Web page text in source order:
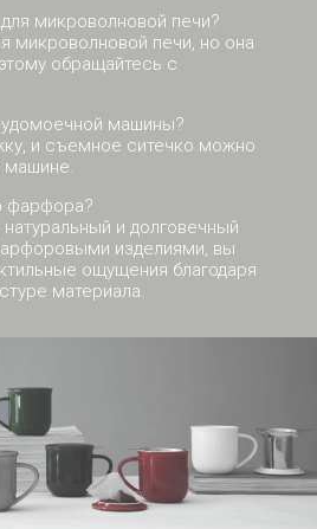
микроволновой печи?
микроволновой печи, но она
обращайтесь с
машины?
и съемное ситечко можно
машине.
фарфора?
и долговечный
изделиями, вы
ощущения благодаря
материала.